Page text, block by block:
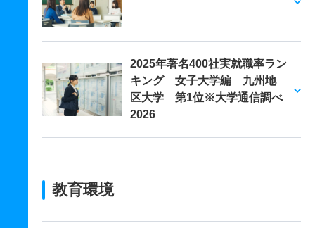
2025年著名400社実就職率ラン
キング 女子大学編 九州地
区大学 第1位※大学通信調べ
2026
教育環境